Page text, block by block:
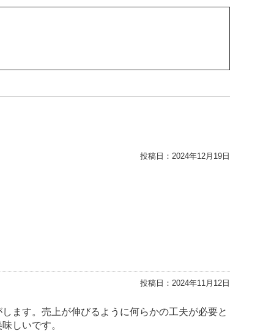
投稿日： 2024年12月19日
投稿日： 2024年11月12日
ます。売上が伸びるように何らかの工夫が必要と
しいです。